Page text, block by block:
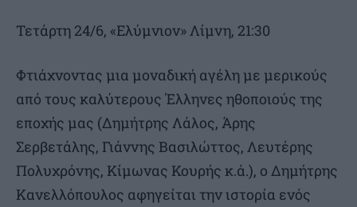
Τετάρτη 24/6, «Ελύμνιον» Λίμνη, 21:30
Φτιάχνοντας μια μοναδική αγέλη με μερικούς
από τους καλύτερους Έλληνες ηθοποιούς της
εποχής μας (Δημήτρης Λάλος, Άρης
Σερβετάλης, Γιάννης Βασιλώττος, Λευτέρης
Πολυχρόνης, Κίμωνας Κουρής κ.ά.), ο Δημήτρης
Κανελλόπουλος αφηγείται την ιστορία ενός